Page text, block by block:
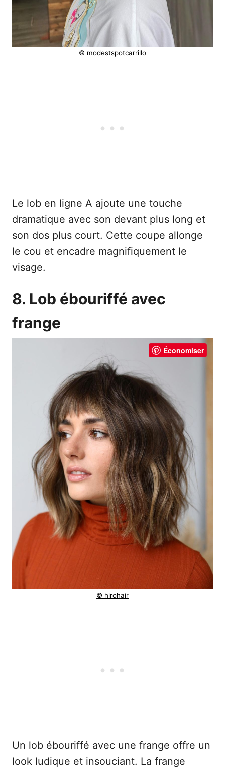
© modestspotcarrillo
Le lob en ligne A ajoute une touche
dramatique avec son devant plus long et
son dos plus court. Cette coupe allonge
le cou et encadre magnifiquement le
visage.
8. Lob ébouriffé avec
frange
Économiser
© hirohair
Un lob ébouriffé avec une frange offre un
look ludique et insouciant. La frange